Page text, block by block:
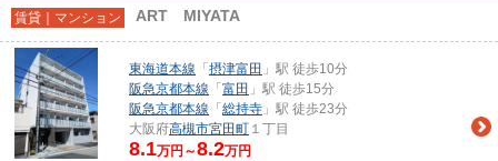
賃貸｜マンション ART MIYATA
東海道本線 「 摂津富田 」駅 徒歩10分
阪急京都本線 「 富田 」駅 徒歩15分
阪急京都本線 「 総持寺 」駅 徒歩23分
大阪府高槻市宮田町 １丁目
8.1万円～8.2万円